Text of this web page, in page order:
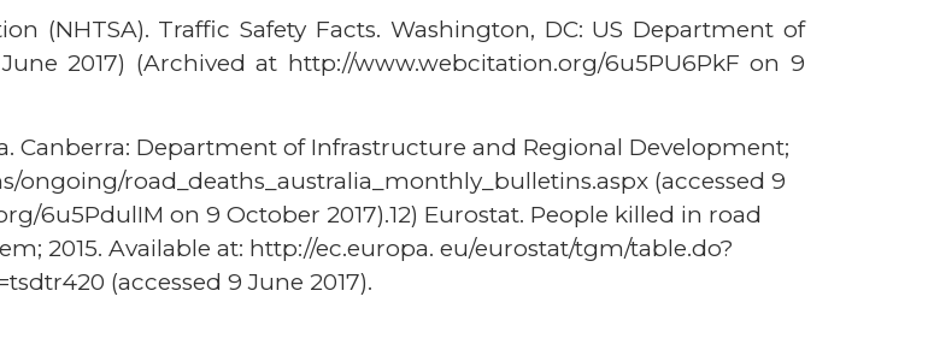
(NHTSA). Traffic Safety Facts. Washington, DC: US Department of
2017) (Archived at http://www.webcitation.org/6u5PU6PkF on 9
Canberra: Department of Infrastructure and Regional Development;
ongoing/road_deaths_australia_monthly_bulletins.aspx (accessed 9
6u5PdulIM on 9 October 2017).12) Eurostat. People killed in road
2015. Available at: http://ec.europa. eu/eurostat/tgm/table.do?
(accessed 9 June 2017).